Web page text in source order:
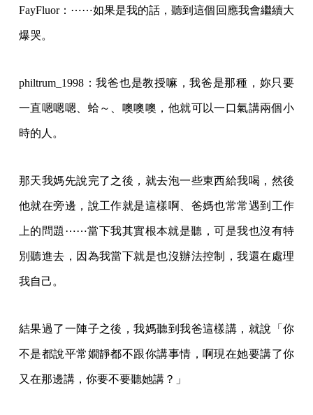
FayFluor：⋯⋯如果是我的話，聽到這個回應我會繼續大
爆哭。
philtrum_1998：我爸也是教授嘛，我爸是那種，妳只要
一直嗯嗯嗯、蛤～、噢噢噢，他就可以一口氣講兩個小
時的人。
那天我媽先說完了之後，就去泡一些東西給我喝，然後
他就在旁邊，說工作就是這樣啊、爸媽也常常遇到工作
上的問題⋯⋯當下我其實根本就是聽，可是我也沒有特
別聽進去，因為我當下就是也沒辦法控制，我還在處理
我自己。
結果過了一陣子之後，我媽聽到我爸這樣講，就說「你
不是都說平常嫺靜都不跟你講事情，啊現在她要講了你
又在那邊講，你要不要聽她講？」